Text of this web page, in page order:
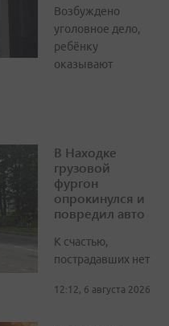
Возбуждено
уголовное дело,
ребёнку
оказывают
В Находке
грузовой
фургон
опрокинулся и
повредил авто
К счастью,
пострадавших нет
12:12, 6 августа 2026